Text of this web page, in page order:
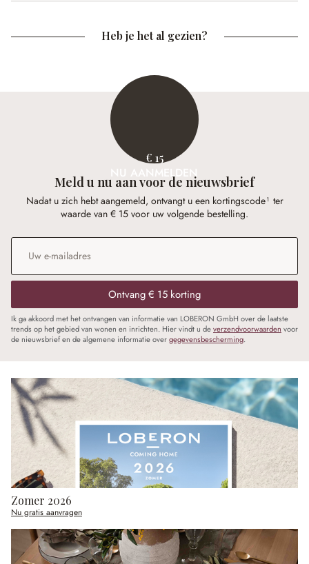
Heb je het al gezien?
€ 15
NU AANMELDEN
Meld u nu aan voor de nieuwsbrief
Nadat u zich hebt aangemeld, ontvangt u een kortingscode¹ ter
waarde van € 15 voor uw volgende bestelling.
E-mailadres
Ontvang € 15 korting
Ik ga akkoord met het ontvangen van informatie van LOBERON GmbH over de laatste
trends op het gebied van wonen en inrichten. Hier vindt u deverzendvoorwaarden voor
de nieuwsbrief en de algemene informatie overgegevensbescherming.
Zomer 2026
Nu gratis aanvragen